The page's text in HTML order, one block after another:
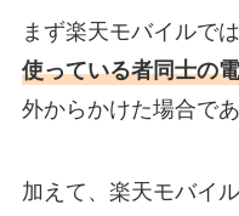
まず楽天モバイルでは
使っている者同士の
外からかけた場合で
加えて、楽天モバイ